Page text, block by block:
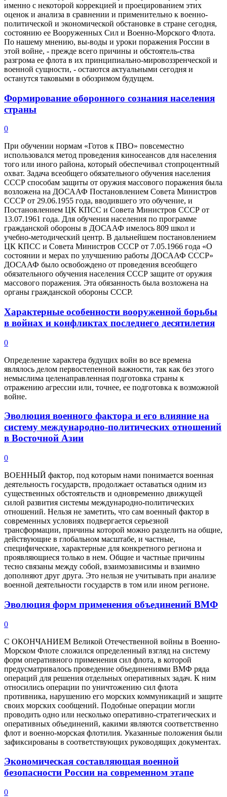
именно с некоторой коррекцией и проецированием этих
оценок и анализа в сравнении и применительно к военно-
политической и экономической обстановке в стране сегодня,
состоянию ее Вооруженных Сил и Военно-Морского Флота.
По нашему мнению, вы-воды и уроки поражения России в
этой войне, - прежде всего причины и обстоятель-ства
разгрома ее флота в их принципиально-мировоззренческой и
военной сущности, - остаются актуальными сегодня и
останутся таковыми в обозримом будущем.
Формирование оборонного сознания населения
страны
0
При обучении нормам «Готов к ПВО» повсеместно
использовался метод проведения киносеансов для населения
того или иного района, который обеспечивал стопроцентный
охват. Задача всеобщего обязательного обучения населения
СССР способам защиты от оружия массового поражения была
возложена на ДОСААФ Постановлением Совета Министров
СССР от 29.06.1955 года, вводившего это обучение, и
Постановлением ЦК КПСС и Совета Министров СССР от
13.07.1961 года. Для обучения населения по программе
гражданской обороны в ДОСААФ имелось 809 школ и
учебно-методический центр. В дальнейшем постановлением
ЦК КПСС и Совета Министров СССР от 7.05.1966 года «О
состоянии и мерах по улучшению работы ДОСААФ СССР»
ДОСААФ было освобождено от проведения всеобщего
обязательного обучения населения СССР защите от оружия
массового поражения. Эта обязанность была возложена на
органы гражданской обороны СССР.
Характерные особенности вооруженной борьбы
в войнах и конфликтах последнего десятилетия
0
Определение характера будущих войн во все времена
являлось делом первостепенной важности, так как без этого
немыслима целенаправленная подготовка страны к
отражению агрессии или, точнее, ее подготовка к возможной
войне.
Эволюция военного фактора и его влияние на
систему международно-политических отношений
в Восточной Азии
0
ВОЕННЫЙ фактор, под которым нами понимается военная
деятельность государств, продолжает оставаться одним из
существенных обстоятельств и одновременно движущей
силой развития системы международно-политических
отношений. Нельзя не заметить, что сам военный фактор в
современных условиях подвергается серьезной
трансформации, причины которой можно разделить на общие,
действующие в глобальном масштабе, и частные,
специфические, характерные для конкретного региона и
проявляющиеся только в нем. Общие и частные причины
тесно связаны между собой, взаимозависимы и взаимно
дополняют друг друга. Это нельзя не учитывать при анализе
военной деятельности государств в том или ином регионе.
Эволюция форм применения объединений ВМФ
0
С ОКОНЧАНИЕМ Великой Отечественной войны в Военно-
Морском Флоте сложился определенный взгляд на систему
форм оперативного применения сил флота, в которой
предусматривалось проведение объединениями ВМФ ряда
операций для решения отдельных оперативных задач. К ним
относились операции по уничтожению сил флота
противника, нарушению его морских коммуникаций и защите
своих морских сообщений. Подобные операции могли
проводить одно или несколько оперативно-стратегических и
оперативных объединений, какими являются соответственно
флот и военно-морская флотилия. Указанные положения были
зафиксированы в соответствующих руководящих документах.
Экономическая составляющая военной
безопасности России на современном этапе
0